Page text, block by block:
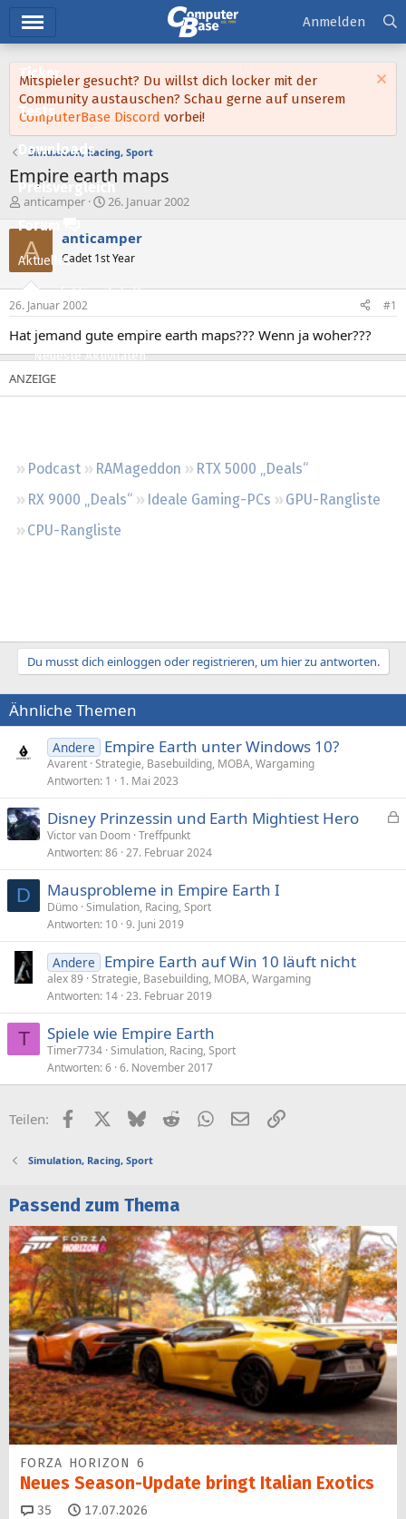
Ticker
Tests
Downloads
Preisvergleich
Forum
Aktuelles
Empfohlene Inhalte
Neueste Aktivitäten
Leserartikel
Podcast RAMageddon
RTX 5000 „Deals“
RX 9000 „Deals“
Ideale Gaming-PCs
GPU-Rangliste
CPU-Rangliste
Anmelden
Mitspieler gesucht? Du willst dich locker mit der
Community austauschen? Schau gerne auf unserem
ComputerBase Discord vorbei!
Simulation, Racing, Sport
Empire earth maps
E
r
s
t
e
e
r
anticamper
E
s
e
t
a
26. Januar 2002
A anticamper
Cadet 1st Year
26. Januar 2002 #1
Hat jemand gute empire earth maps??? Wenn ja woher???
Du musst dich einloggen oder registrieren, um hier zu antworten.
Ähnliche Themen
Andere Empire Earth unter Windows 10?
Avarent Strategie, Basebuilding, MOBA, Wargaming
Antworten 1 1. Mai 2023
p
Disney Prinzessin und Earth Mightiest Hero
Victor van Doom Treffpunkt
Antworten 86 27. Februar 2024
D Mausprobleme in Empire Earth I
Dümo Simulation, Racing, Sport
Antworten 10 9. Juni 2019
Andere Empire Earth auf Win 10 läuft nicht
alex 89 Strategie, Basebuilding, MOBA, Wargaming
Antworten 14 23. Februar 2019
T Spiele wie Empire Earth
Timer7734 Simulation, Racing, Sport
Antworten 6 6. November 2017
Teilen: FacebookX (Twitter)
BlueskyRedditWhatsApp
E-MailLink
Simulation, Racing, Sport
Passend zum Thema
FORZA HORIZON 6
Neues Season-Update bringt Italian Exotics
35 Kommentare
17.07.2026